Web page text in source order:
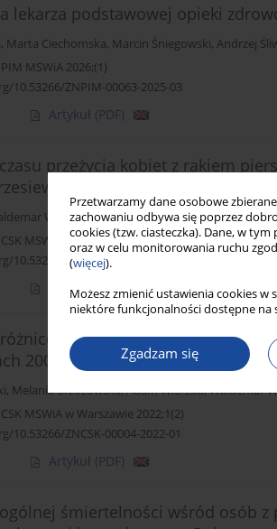
Przetwarzamy dane osobowe
zachowaniu odbywa się poprzez
cookies (tzw. ciasteczka). Dane, w
oraz w celu monitorowania ruchu
(więcej).
Możesz zmienić ustawienia cookies w
niektóre funkcjonalności dostępne na
Zgadzam się
lekarza podstawowej opieki
, Marta Ciechomska, Marcin Śniegowski, Andrzej
MSWiA 2026;(1)
10.53266/ZNPIM-00063-2025-03
Artykuł (PDF)
przeżycia kobiet z rakiem
badań
Wierzba,Michał Szczepaniak,Andrzej
MSWiA w Warszawie 2022;1(2)
ZNCSK-00003-2022-01
Artykuł(PDF)
wskaźnika
2008–2013
, Melania Brzozowska,Adam Wierzba,Waldemar
MSWiA w Warszawie 2022;1(2)
10.53266/ZNCSK-00004-2022-01
Artykuł (PDF)
śmiertelności wśród osób